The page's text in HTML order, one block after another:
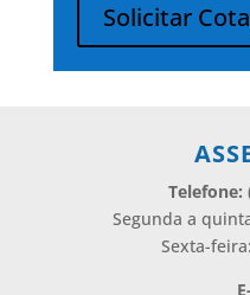
Solicitar
Telefone:
Segunda a
Sexta-